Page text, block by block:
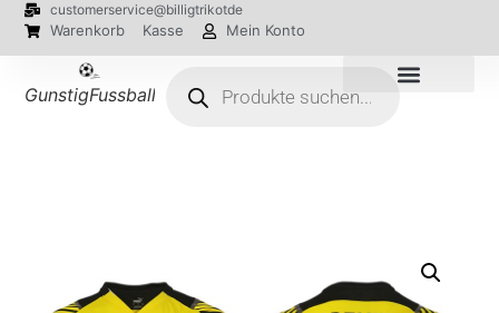
customerservice@billigtrikotde
Warenkorb Kasse Mein Konto
GunstigFussballTrikot